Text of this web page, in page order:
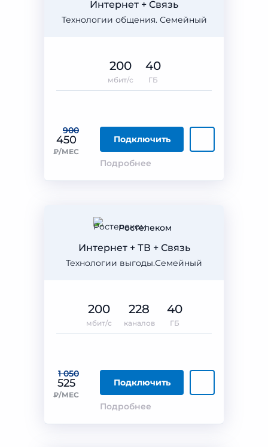
Технологии общения. Семейный
Интернет + Связь
900
450
₽/МЕС
Подключить
Подробнее
200
мбит/с
40
ГБ
Ростелеком
Технологии выгоды.Семейный
Интернет + ТВ + Связь
1 050
525
₽/МЕС
Подключить
Подробнее
200
мбит/с
228
каналов
40
ГБ